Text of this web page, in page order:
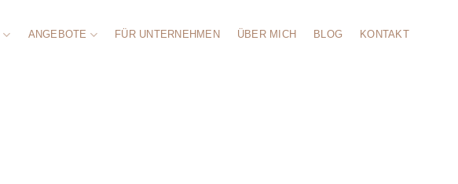
ANGEBOTE FÜR UNTERNEHMEN ÜBER MICH BLOG KONTAKT